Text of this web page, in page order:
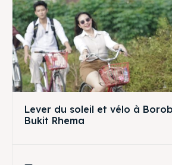
Lever du soleil et vélo à
Bukit Rhema